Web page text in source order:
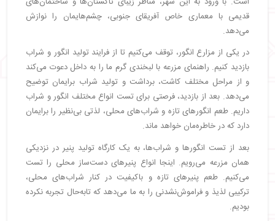
قدیمی با معماری خاص آفریقای جنوبی، چشم‌هایمان را نوازش
می‌دهد.
در یکی از مزارع انگور، توقف می‌کنیم تا از فرایند تولید انگور و شراب
بازدید کنیم. راهنمای مزرعه با لبخندی گرم ما را به داخل دعوت می‌کند
و از مراحل مختلف کاشت، برداشت و تولید شراب برایمان توضیح
می‌دهد. بعد از بازدید، فرصتی برای تست انواع مختلف انگور و شراب
داریم. طعم انگورهای تازه و شراب‌های محلی، لذتی بی‌نظیر را برایمان
دارد که در خاطره‌مان خواهد ماند.
بعد از تست انگورها و شراب‌ها، به یک کارگاه تولید پنیر در نزدیکی
همان مزرعه می‌رویم. اینجا انواع پنیرهای دست‌ساز محلی را تست
می‌کنیم. طعم پنیرهای تازه و باکیفیت در کنار شراب‌های محلی،
ترکیبی لذیذ و فراموش‌نشدنی را به ما می‌دهد که تابه‌حال تجربه نکرده
بودیم.